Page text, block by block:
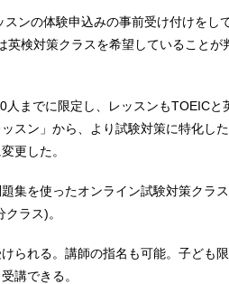
ンの体験申込みの事前受け付けをし
検対策クラスを希望していることが
までに限定し、レッスンもTOEICと
スン」から、より試験対策に特化し
更した。
集を使ったオンライン試験対策クラ
ラス)。
られる。講師の指名も可能。⼦ども
講できる。